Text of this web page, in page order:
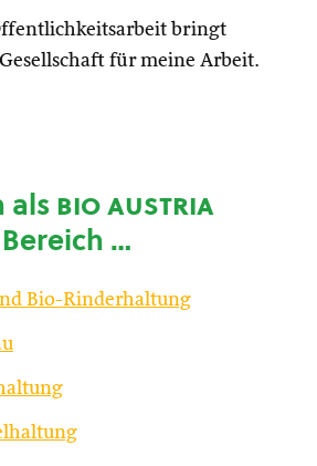
bringt
für meine Arbeit.
alsbio austria
…
Bio-Rinderhaltung